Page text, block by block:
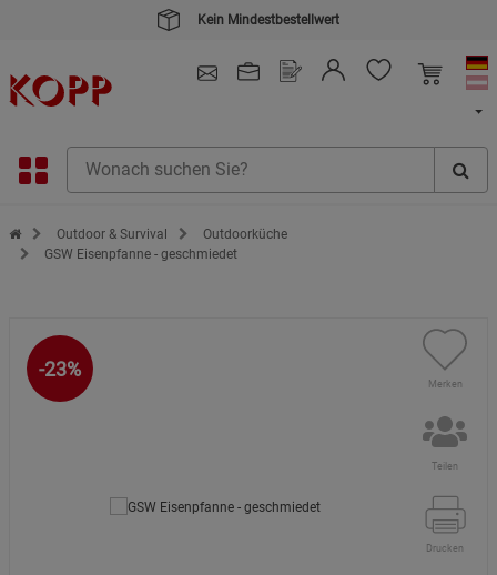
Kein Mindestbestellwert
Zur Startseite des Kopp Verlag Online-Shop
Outdoor & Survival
Outdoorküche
GSW Eisenpfanne - geschmiedet
-23%
Merken
Teilen
Drucken